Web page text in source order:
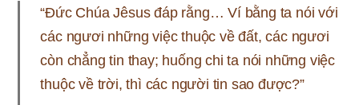
“Đức Chúa Jêsus đáp rằng… Ví bằng ta nói với
các ngươi những việc thuộc về đất, các ngươi
còn chẳng tin thay; huống chi ta nói những việc
thuộc về trời, thì các người tin sao được?”